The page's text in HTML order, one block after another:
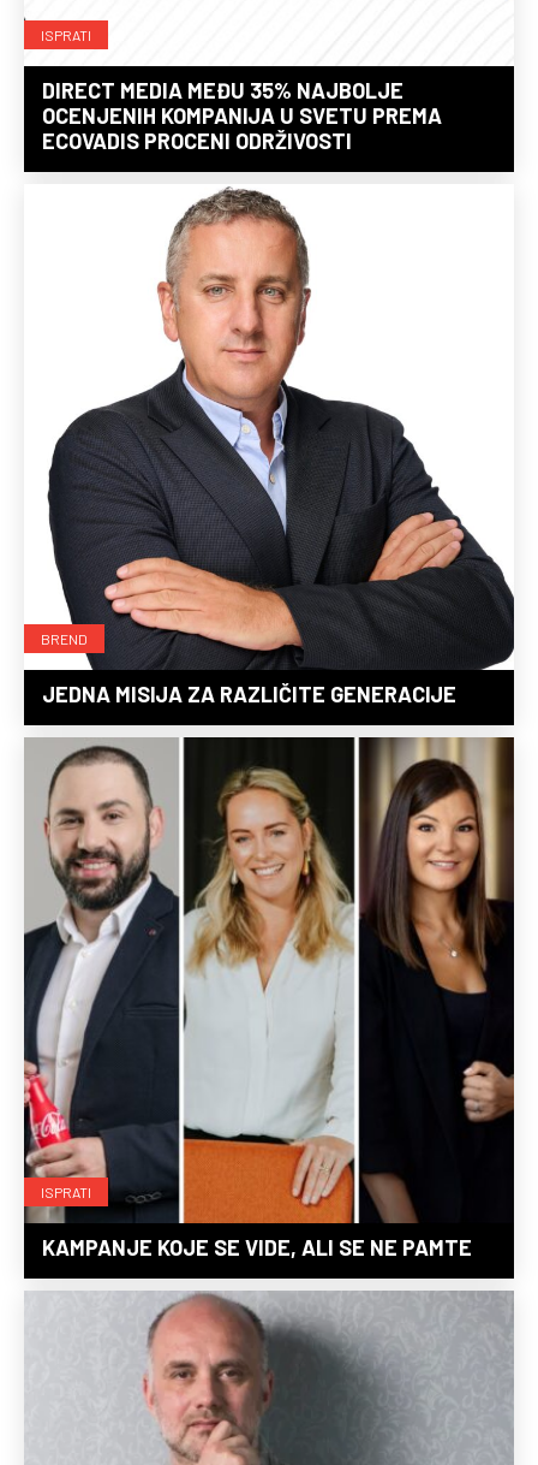
ISPRATI
DIRECT MEDIA MEĐU 35% NAJBOLJE
OCENJENIH KOMPANIJA U SVETU PREMA
ECOVADIS PROCENI ODRŽIVOSTI
BREND
JEDNA MISIJA ZA RAZLIČITE GENERACIJE
ISPRATI
KAMPANJE KOJE SE VIDE, ALI SE NE PAMTE